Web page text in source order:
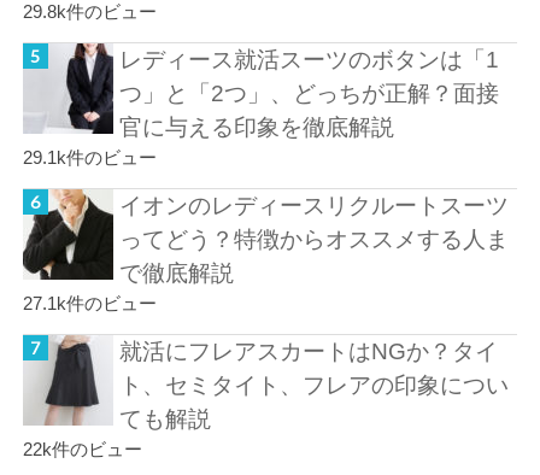
29.8k件のビュー
レディース就活スーツのボタンは「1
つ」と「2つ」、どっちが正解？面接
官に与える印象を徹底解説
29.1k件のビュー
イオンのレディースリクルートスーツ
ってどう？特徴からオススメする人ま
で徹底解説
27.1k件のビュー
就活にフレアスカートはNGか？タイ
ト、セミタイト、フレアの印象につい
ても解説
22k件のビュー